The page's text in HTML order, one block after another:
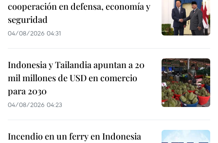
cooperación en defensa, economía y
seguridad
04/08/2026 04:31
Indonesia y Tailandia apuntan a 20
mil millones de USD en comercio
para 2030
04/08/2026 04:23
Incendio en un ferry en Indonesia